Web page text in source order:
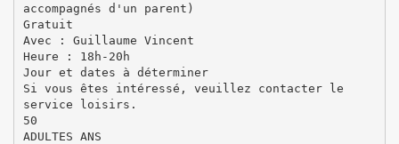
accompagnés d'un parent)
Gratuit
Avec : Guillaume Vincent
Heure : 18h-20h
Jour et dates à déterminer
Si vous êtes intéressé, veuillez contacter le
service loisirs.
50
ADULTES ANS